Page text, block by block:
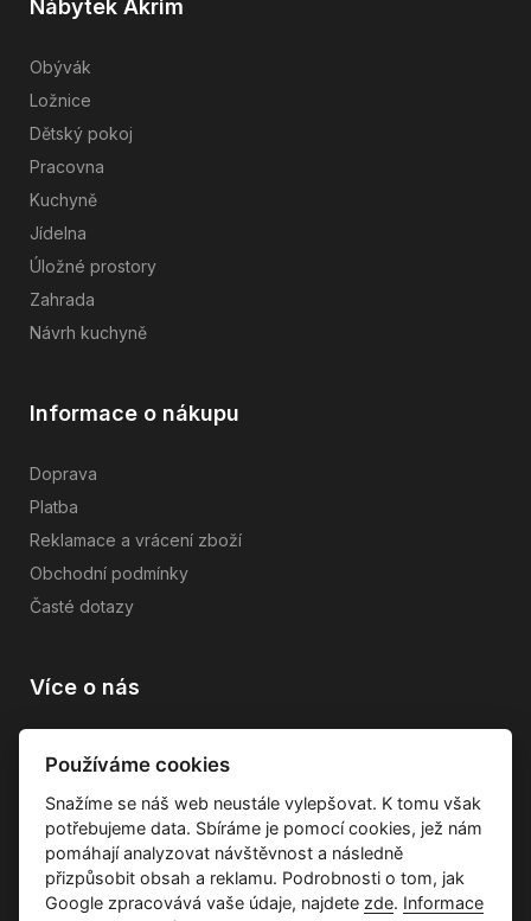
Nábytek Akrim
Obývák
Ložnice
Dětský pokoj
Pracovna
Kuchyně
Jídelna
Úložné prostory
Zahrada
Návrh kuchyně
Informace o nákupu
Doprava
Platba
Reklamace a vrácení zboží
Obchodní podmínky
Časté dotazy
Více o nás
Průvodce tkaninami
Kontakty
Používáme cookies
Snažíme se náš web neustále vylepšovat. K tomu však
potřebujeme data. Sbíráme je pomocí cookies, jež nám
pomáhají analyzovat návštěvnost a následně
přizpůsobit obsah a reklamu. Podrobnosti o tom, jak
Google zpracovává vaše údaje, najdete zde. Informace